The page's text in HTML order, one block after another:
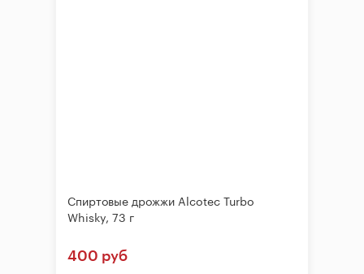
Спиртовые дрожжи Alcotec Turbo
Whisky, 73 г
400 руб